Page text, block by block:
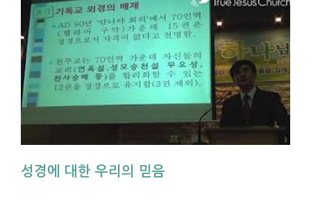
성경에 대한 우리의 믿음